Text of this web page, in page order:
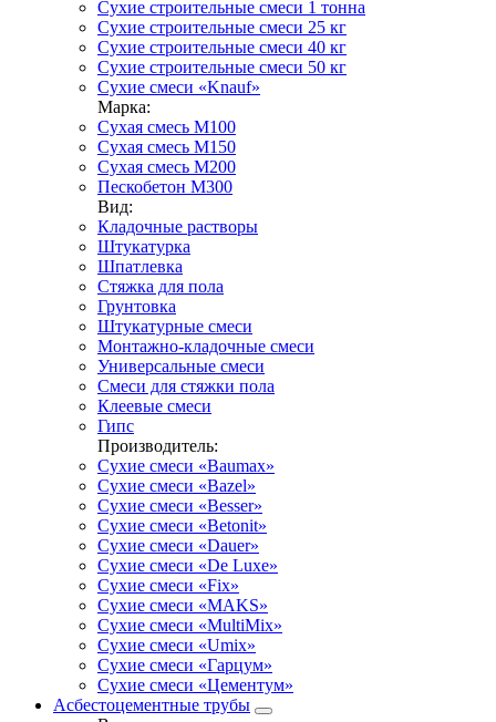
Сухие строительные смеси 1 тонна
Сухие строительные смеси 25 кг
Сухие строительные смеси 40 кг
Сухие строительные смеси 50 кг
Сухие смеси «Knauf»
Марка:
Сухая смесь М100
Сухая смесь М150
Сухая смесь М200
Пескобетон М300
Вид:
Кладочные растворы
Штукатурка
Шпатлевка
Стяжка для пола
Грунтовка
Штукатурные смеси
Монтажно-кладочные смеси
Универсальные смеси
Смеси для стяжки пола
Клеевые смеси
Гипс
Производитель:
Сухие смеси «Baumax»
Сухие смеси «Bazel»
Сухие смеси «Besser»
Сухие смеси «Betonit»
Сухие смеси «Dauer»
Сухие смеси «De Luxe»
Сухие смеси «Fix»
Сухие смеси «MAKS»
Сухие смеси «MultiMix»
Сухие смеси «Umix»
Сухие смеси «Гарцум»
Сухие смеси «Цементум»
Асбестоцементные трубы